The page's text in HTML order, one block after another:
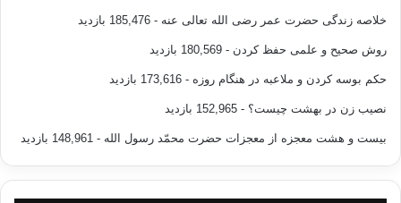
خلاصه زندگی حضرت عمر رضی الله تعالی عنه - 185,476 بازدید
روش صحیح و علمی حفظ کردن - 180,569 بازدید
حکم بوسه کردن و ملاعبه در هنگام روزه - 173,616 بازدید
نصیب زن در بهشت چیست؟ - 152,965 بازدید
بیست و هشت معجزه از معجزات حضرت محمّد رسول الله - 148,961 بازدید